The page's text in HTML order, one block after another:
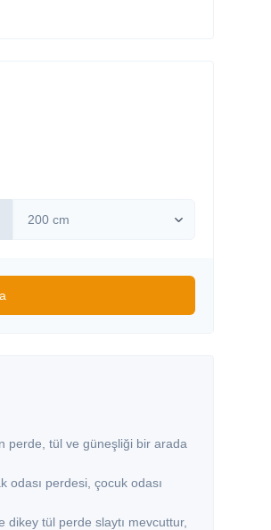
perde, tül ve güneşliği bir arada
odası perdesi, çocuk odası
tül perde slaytı mevcuttur,